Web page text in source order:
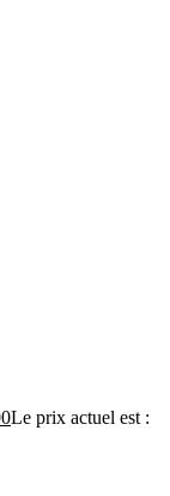
Le prix actuel est :